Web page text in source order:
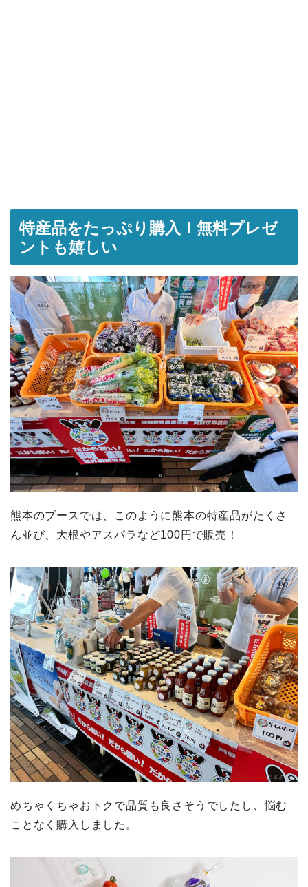
特産品をたっぷり購入！無料プレゼ
ントも嬉しい
熊本のブースでは、このように熊本の特産品がたくさ
ん並び、大根やアスパラなど100円で販売！
めちゃくちゃおトクで品質も良さそうでしたし、悩む
ことなく購入しました。